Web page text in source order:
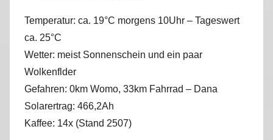
n
a
k
Temperatur: ca. 19°C morgens 10Uhr – Tageswert
ca. 25°C
Wetter: meist Sonnenschein und ein paar
Wolkenflder
Gefahren: 0km Womo, 33km Fahrrad – Dana
Solarertrag: 466,2Ah
Kaffee: 14x (Stand 2507)